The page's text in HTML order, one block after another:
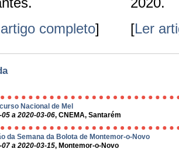
completo]
[Ler
Nacional de Mel
a 2020-03-06, CNEMA, Santarém
da Semana da Bolota de Montemor-o-Novo
a 2020-03-15, Montemor-o-Novo